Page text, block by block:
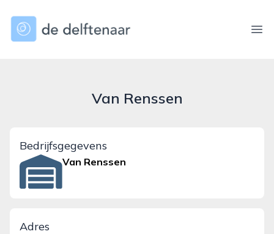
dedelftenaar.nl
Van Renssen
Bedrijfsgegevens
Van Renssen
Adres